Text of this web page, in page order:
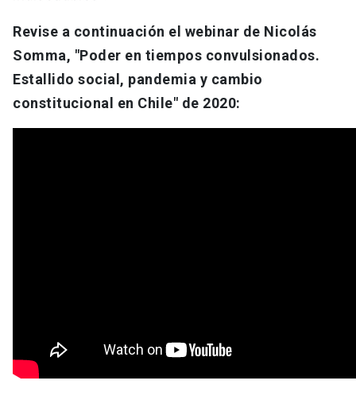
Revise a continuación el webinar de Nicolás
Somma, "Poder en tiempos convulsionados.
Estallido social, pandemia y cambio
constitucional en Chile" de 2020: